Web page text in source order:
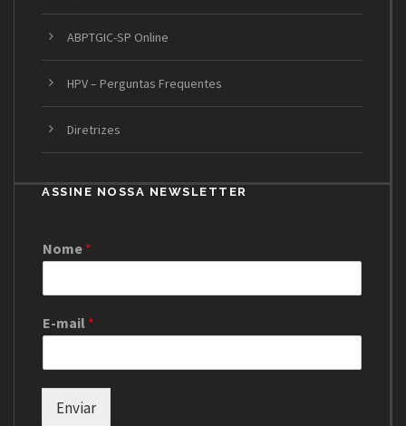
ABPTGIC-SP Online
HPV – Perguntas Frequentes
Diretrizes
ASSINE NOSSA NEWSLETTER
Nome *
E-mail *
Enviar